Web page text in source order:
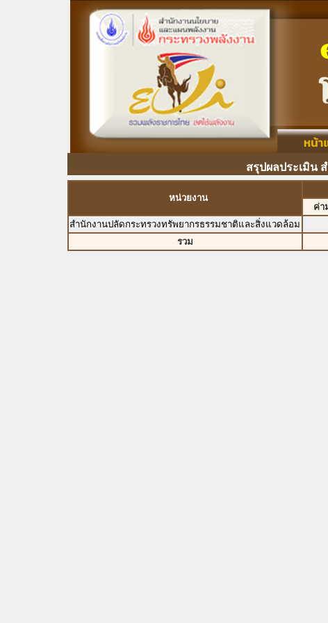
สรุปผลประเมิน
หน่วยงาน
ค่า
สำนักงานปลัดกระทรวงทรัพยากรธรรมชาติและสิ่งแวดล้อม
รวม